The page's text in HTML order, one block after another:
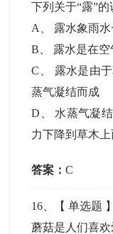
下列关于“露”
A
露水象雨
B
露水是在
C
露水是由
蒸气凝结而成
D
水蒸气凝
力下降到草木
答案：C
16 、【单选题 】
蘑菇是人们喜